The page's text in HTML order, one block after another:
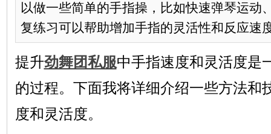
以做一些简单的手指操，比如快速弹琴运动
复练习可以帮助增加手指的灵活性和反应速
提升劲舞团私服中手指速度和灵活度是
的过程。下面我将详细介绍一些方法和
度和灵活度。